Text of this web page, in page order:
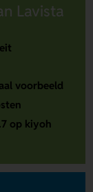
Lavista
voorbeeld
op kiyoh